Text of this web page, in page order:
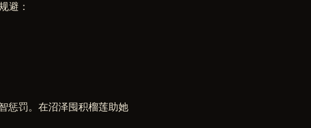
避：
惩罚。在沼泽囤积榴莲助她